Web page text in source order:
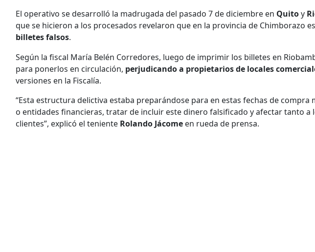
El operativo se desarrolló la madrugada del pasado 7 de diciembre en Quitoy
que se hicieron a los procesados revelaron que en la provincia de Chimborazo
billetes falsos.
Según la fiscal María Belén Corredores, luego de imprimir los billetes en
para ponerlos en circulación, perjudicando a propietarios de locales
versiones en la Fiscalía.
“Esta estructura delictiva estaba preparándose para en estas fechas de compra
o entidades financieras, tratar de incluir este dinero falsificado y afectar tanto a
clientes”, explicó el teniente Rolando Jácome en rueda de prensa.